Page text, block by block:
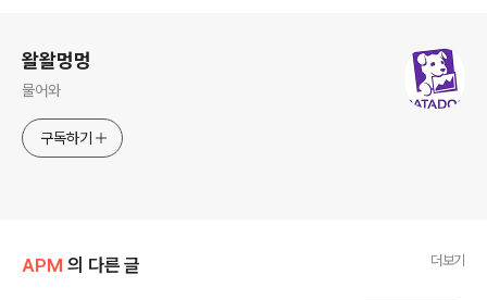
왈왈멍멍
물어와
구독하기
APM 의 다른 글 더보기